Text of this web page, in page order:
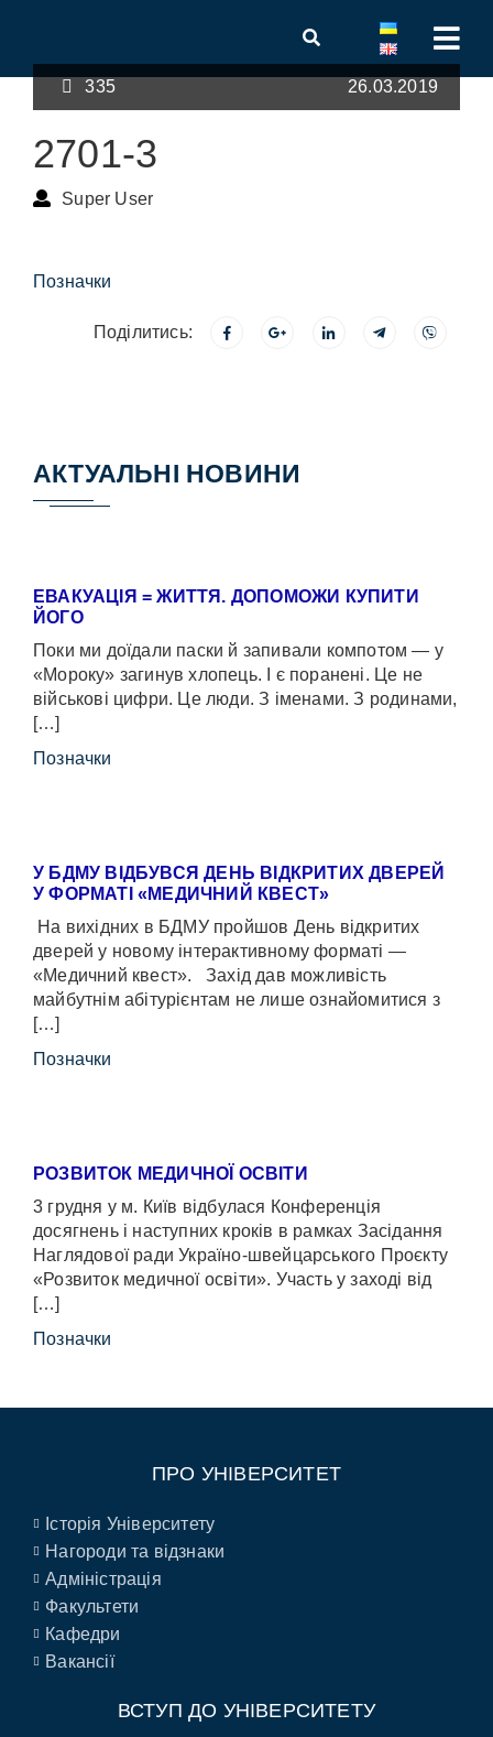
335 26.03.2019
2701-3
Super User
Позначки
Поділитись:
АКТУАЛЬНІ НОВИНИ
ЕВАКУАЦІЯ = ЖИТТЯ. ДОПОМОЖИ КУПИТИ
ЙОГО
Поки ми доїдали паски й запивали компотом — у
«Мороку» загинув хлопець. І є поранені. Це не
військові цифри. Це люди. З іменами. З родинами,
[…]
Позначки
У БДМУ ВІДБУВСЯ ДЕНЬ ВІДКРИТИХ ДВЕРЕЙ
У ФОРМАТІ «МЕДИЧНИЙ КВЕСТ»
На вихідних в БДМУ пройшов День відкритих
дверей у новому інтерактивному форматі —
«Медичний квест». Захід дав можливість
майбутнім абітурієнтам не лише ознайомитися з
[…]
Позначки
РОЗВИТОК МЕДИЧНОЇ ОСВІТИ
3 грудня у м. Київ відбулася Конференція
досягнень і наступних кроків в рамках Засідання
Наглядової ради Україно-швейцарського Проєкту
«Розвиток медичної освіти». Участь у заході від
[…]
Позначки
ПРО УНІВЕРСИТЕТ
Історія Університету
Нагороди та відзнаки
Адміністрація
Факультети
Кафедри
Вакансії
ВСТУП ДО УНІВЕРСИТЕТУ